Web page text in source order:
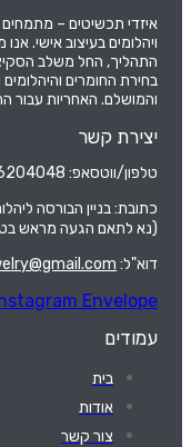
איזדי תכשיטים –
ויהלומים בעיצוב אישי.
התהליך, החל משלב
בחירת החומרים והיהלומים
והמושלם. האחריות עבור
יצירת קשר
טלפון/ווטסאפ: 052-6204048
כתובת: בניין הבורסה
(נא לתאם הגעה מראש
דוא"ל:
Envelope
עמודים
בית
אודות
צור קשר